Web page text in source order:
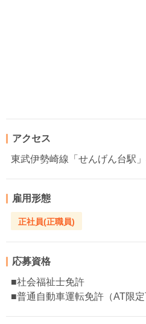
アクセス
東武伊勢崎線「せんげん台駅
雇用形態
正社員(正職員)
応募資格
■社会福祉士免許
■普通自動車運転免許（AT限定